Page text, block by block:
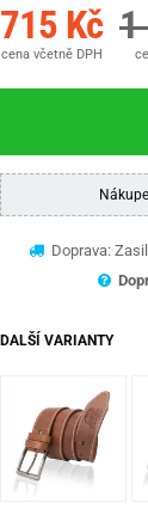
715 Kč
cena včetně DPH
1
Doprava:
DALŠÍ VARIANTY